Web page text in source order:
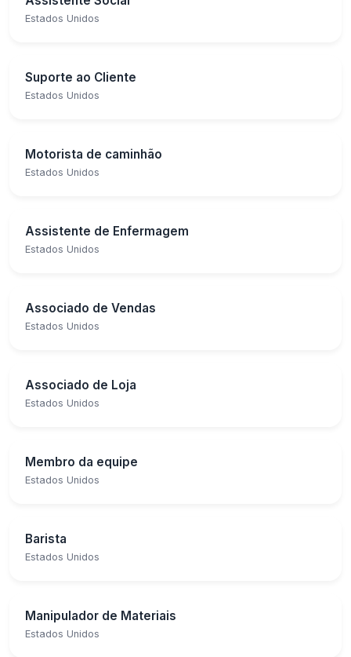
Estados Unidos
Suporte ao Cliente
Estados Unidos
Motorista de caminhão
Estados Unidos
Assistente de Enfermagem
Estados Unidos
Associado de Vendas
Estados Unidos
Associado de Loja
Estados Unidos
Membro da equipe
Estados Unidos
Barista
Estados Unidos
Manipulador de Materiais
Estados Unidos